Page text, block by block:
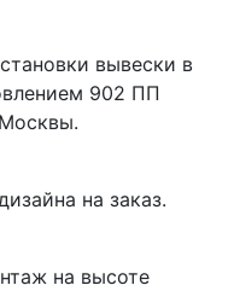
вывески в
902 ПП
на заказ.
на высоте